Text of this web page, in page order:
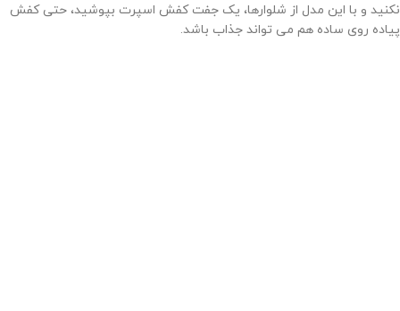
نکنید و با این مدل از شلوارها، یک جفت کفش اسپرت بپوشید، حتی کفش
پیاده روی ساده هم می تواند جذاب باشد.